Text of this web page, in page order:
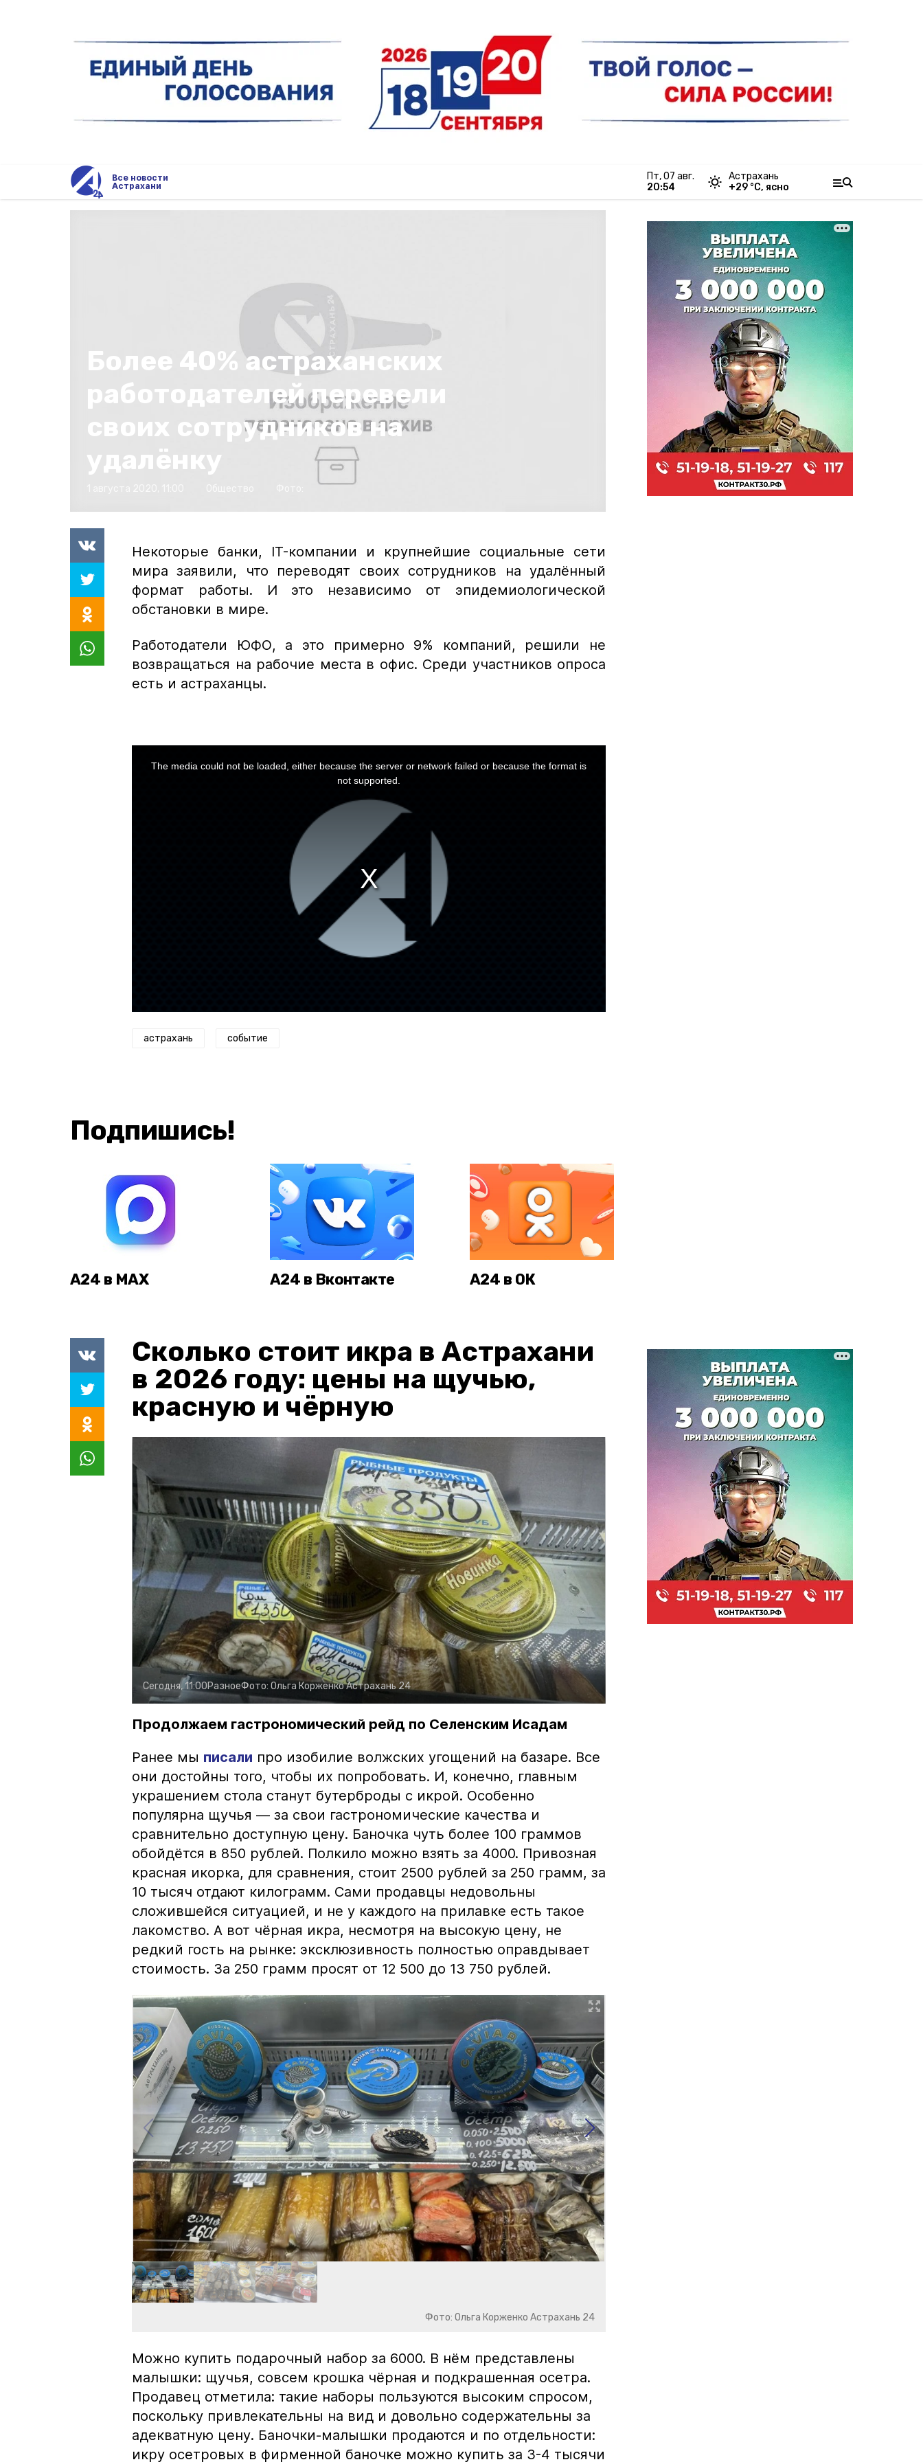
Все новости
Астрахани
пт, 07 авг.
20:54
Астрахань
+29 °С, ясно
Более 40% астраханских
работодателей перевели
своих сотрудников на
удалёнку
Некоторые банки, IT-компании и крупнейшие социальные сети
мира заявили, что переводят своих сотрудников на удалённый
формат работы. И это независимо от эпидемиологической
обстановки в мире.
Работодатели ЮФО, а это примерно 9% компаний, решили не
возвращаться на рабочие места в офис. Среди участников опроса
есть и астраханцы.
The media could not be loaded, either because the server or network failed or because the format is
not supported.
астрахань событие
Подпишись!
А24 в MAX А24 в Вконтакте А24 в ОК
Сколько стоит икра в Астрахани
в 2026 году: цены на щучью,
красную и чёрную
Сегодня, 11:00РазноеФото: Ольга КорженкоАстрахань 24
Продолжаем гастрономический рейд по Селенским Исадам
Ранее мы писали про изобилие волжских угощений на базаре. Все
они достойны того, чтобы их попробовать. И, конечно, главным
украшением стола станут бутерброды с икрой. Особенно
популярна щучья — за свои гастрономические качества и
сравнительно доступную цену. Баночка чуть более 100 граммов
обойдётся в 850 рублей. Полкило можно взять за 4000. Привозная
красная икорка, для сравнения, стоит 2500 рублей за 250 грамм, за
10 тысяч отдают килограмм. Сами продавцы недовольны
сложившейся ситуацией, и не у каждого на прилавке есть такое
лакомство. А вот чёрная икра, несмотря на высокую цену, не
редкий гость на рынке: эксклюзивность полностью оправдывает
стоимость. За 250 грамм просят от 12 500 до 13 750 рублей.
Фото: Ольга Корженко Астрахань 24
Можно купить подарочный набор за 6000. В нём представлены
малышки: щучья, совсем крошка чёрная и подкрашенная осетра.
Продавец отметила: такие наборы пользуются высоким спросом,
поскольку привлекательны на вид и довольно содержательны за
адекватную цену. Баночки-малышки продаются и по отдельности:
икру осетровых в фирменной баночке можно купить за 3-4 тысячи